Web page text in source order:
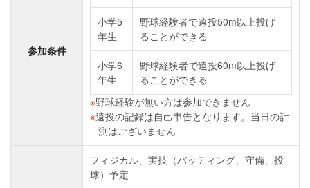
参加条件
小学5
年生
野球経験者で遠投50m以上投げ
ることができる
小学6
年生
野球経験者で遠投60m以上投げ
ることができる
野球経験が無い方は参加できません
遠投の記録は自己申告となります。当日の計
測はございません
フィジカル、実技（バッティング、守備、投
球）予定